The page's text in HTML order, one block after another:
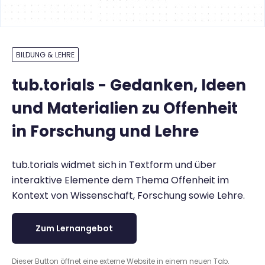
BILDUNG & LEHRE
tub.torials - Gedanken, Ideen
und Materialien zu Offenheit
in Forschung und Lehre
tub.torials widmet sich in Textform und über
interaktive Elemente dem Thema Offenheit im
Kontext von Wissenschaft, Forschung sowie Lehre.
Zum Lernangebot
Dieser Button öffnet eine externe Website in einem neuen Tab.